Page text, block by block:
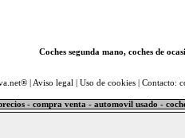
Coches segunda mano, coches de
| Aviso legal Uso de cookies| Contacto:
- compra venta - automovil usado -